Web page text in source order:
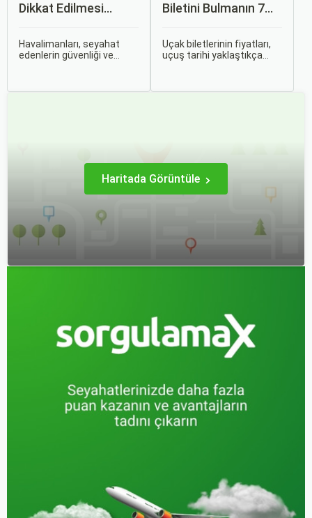
Dikkat Edilmesi
Havalimanları, seyahat
edenlerin güvenliği ve
Biletini Bulmanın 7
Uçak biletlerinin fiyatları,
uçuş tarihi yaklaştıkça
Haritada Görüntüle